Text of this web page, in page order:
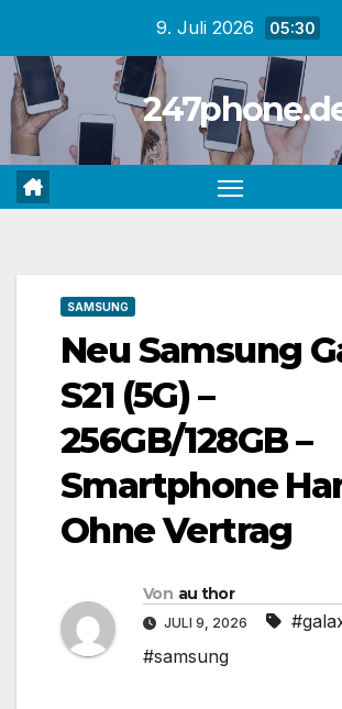
springen
9. Juli 2026 05:30
SAMSUNG
Neu Samsung
S21 (5G) –
256GB/128GB –
Smartphone
Ohne Vertrag
Von au thor
JULI 9, 2026
#samsung